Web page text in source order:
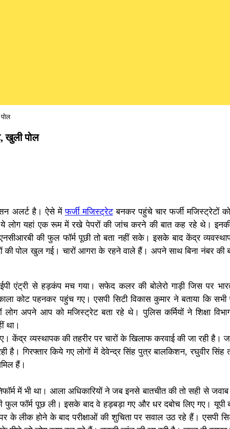
खुली पोल
अलर्ट है। ऐसे मेंफर्जी मजिस्ट्रेटबनकर पहुंचे चार फर्जी मजिस्ट्रेटों
यहां एक रूम में रखे पेपरों की जांच करने की बात कह रहे थे। इनकी
की फुल फॉर्म पूछी तो बता नहीं सके। इसके बाद केंद्र
पोल खुल गई। चारों आगरा के रहने वाले हैं। अपने साथ बिना नंबर की
एंट्री से हड़कंप मच गया। सफेद कलर की बोलेरो गाड़ी जिस पर
कोट पहनकर पहुंच गए। एसपी सिटी विकास कुमार ने बताया कि सभी
लोग अपने आप को मजिस्ट्रेट बता रहे थे। पुलिस कर्मियों ने शिक्षा
था।
केंद्र व्यस्थापक की तहरीर पर चारों के खिलाफ करवाई की जा रही है।
गिरफ्तार किये गए लोगों में देवेन्द्र सिंह पुत्र बालकिशन, रघुवीर सिंह
हैं।
में भी था। आला अधिकारियों ने जब इनसे बातचीत की तो सही से जवाब
फुल फॉर्म पूछ ली। इसके बाद वे हड़बड़ा गए और धर दबोच लिए गए। यूपी
लीक होने के बाद परीक्षाओं की शुचिता पर सवाल उठ रहे हैं। एसपी